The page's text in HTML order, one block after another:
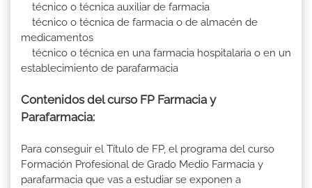
técnico o técnica auxiliar de farmacia
técnico o técnica de farmacia o de almacén de
medicamentos
técnico o técnica en una farmacia hospitalaria o en un
establecimiento de parafarmacia
Contenidos del curso FP Farmacia y
Parafarmacia:
Para conseguir el Título de FP, el programa del curso
Formación Profesional de Grado Medio Farmacia y
parafarmacia que vas a estudiar se exponen a